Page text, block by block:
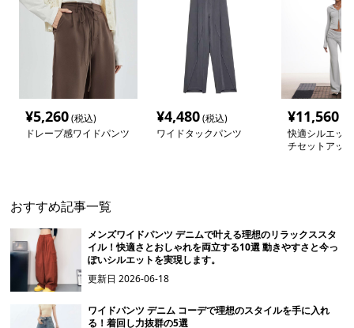
¥5,260(税込)
ドレープ感ワイドパンツ
¥4,480(税込)
ワイドタックパンツ
¥11,560
快適シルエッ
チセットアップ
おすすめ記事一覧
メンズワイドパンツ デニムで叶える理想のリラックススタ
イル！快適さとおしゃれを両立する10選 動きやすさと今っ
ぽいシルエットを実現します。
更新日2026-06-18
ワイドパンツ デニム コーデで理想のスタイルを手に入れ
る！着回し力抜群の5選